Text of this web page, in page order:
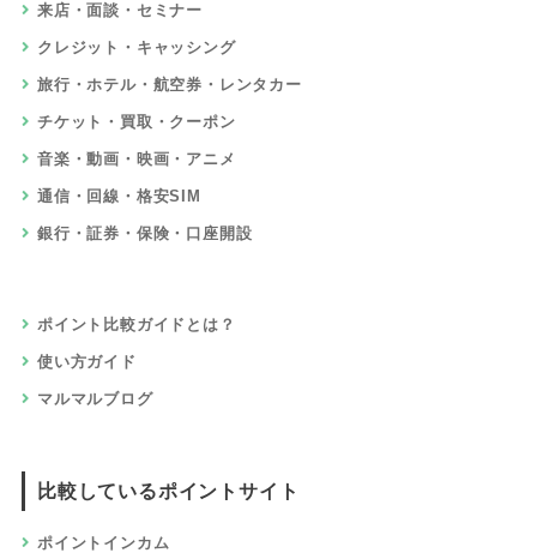
来店・面談・セミナー
クレジット・キャッシング
旅行・ホテル・航空券・レンタカー
チケット・買取・クーポン
音楽・動画・映画・アニメ
通信・回線・格安SIM
銀行・証券・保険・口座開設
ポイント比較ガイドとは？
使い方ガイド
マルマルブログ
比較しているポイントサイト
ポイントインカム